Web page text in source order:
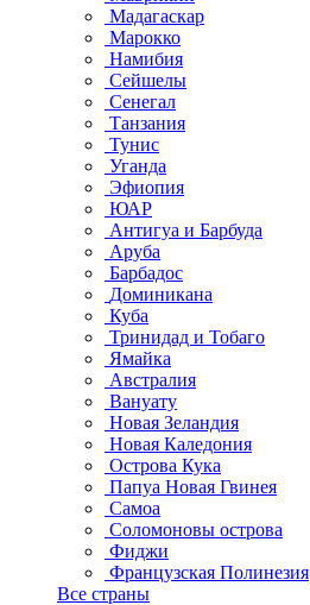
Мадагаскар
Марокко
Намибия
Сейшелы
Сенегал
Танзания
Тунис
Уганда
Эфиопия
ЮАР
Антигуа и Барбуда
Аруба
Барбадос
Доминикана
Куба
Тринидад и Тобаго
Ямайка
Австралия
Вануату
Новая Зеландия
Новая Каледония
Острова Кука
Папуа Новая Гвинея
Самоа
Соломоновы острова
Фиджи
Французская Полинезия
Все страны